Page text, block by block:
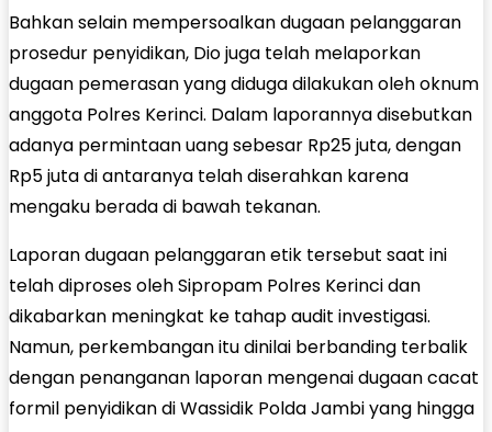
Bahkan selain mempersoalkan dugaan pelanggaran
prosedur penyidikan, Dio juga telah melaporkan
dugaan pemerasan yang diduga dilakukan oleh oknum
anggota Polres Kerinci. Dalam laporannya disebutkan
adanya permintaan uang sebesar Rp25 juta, dengan
Rp5 juta di antaranya telah diserahkan karena
mengaku berada di bawah tekanan.
Laporan dugaan pelanggaran etik tersebut saat ini
telah diproses oleh Sipropam Polres Kerinci dan
dikabarkan meningkat ke tahap audit investigasi.
Namun, perkembangan itu dinilai berbanding terbalik
dengan penanganan laporan mengenai dugaan cacat
formil penyidikan di Wassidik Polda Jambi yang hingga